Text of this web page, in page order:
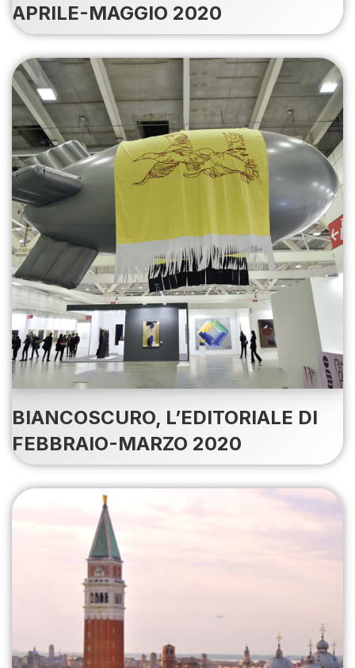
APRILE-MAGGIO 2020
BIANCOSCURO, L’EDITORIALE DI
FEBBRAIO-MARZO 2020